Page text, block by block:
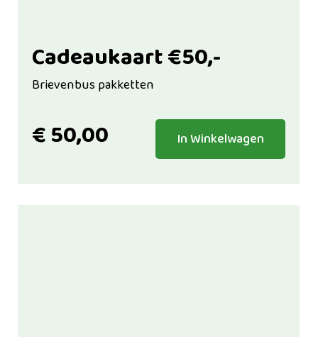
Cadeaukaart €50,-
Brievenbus pakketten
€50,00 In Winkelwagen